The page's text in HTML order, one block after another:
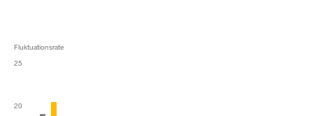
20
25
Fluktuationsrate